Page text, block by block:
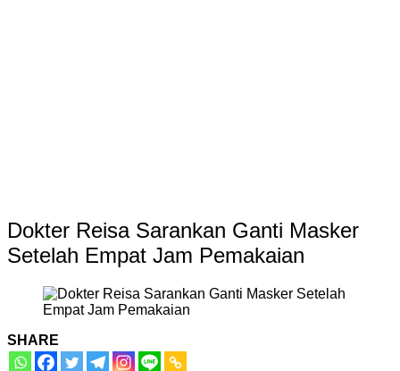
Dokter Reisa Sarankan Ganti Masker
Setelah Empat Jam Pemakaian
SHARE